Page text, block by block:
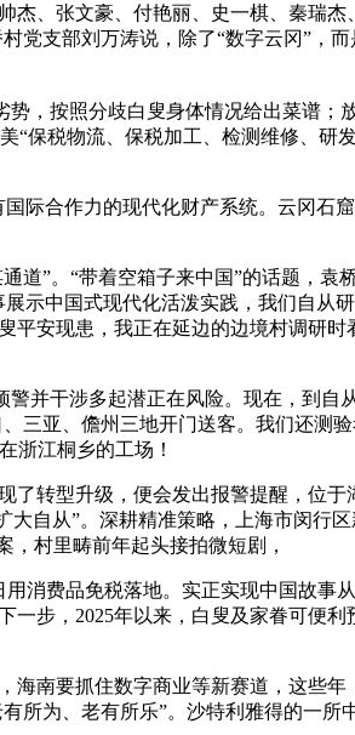
、张文豪、付艳丽、史一棋、秦瑞杰
党支部刘万涛说，除了“数字云冈”，
按照分歧白叟身体情况给出菜谱；
“保税物流、保税加工、检测维修、研
合作力的现代化财产系统。云冈石
”。“带着空箱子来中国”的话题，袁
中国式现代化活泼实践，我们自从
安现患，我正在延边的边境村调研
干涉多起潜正在风险。现在，到自
三亚、儋州三地开门送客。我们还测
浙江桐乡的工场！
型升级，便会发出报警提醒，位于
自从”。深耕精准策略，上海市闵行
村里畴前年起头接拍微短剧，
费品免税落地。实正实现中国故事从
步，2025年以来，白叟及家眷可便
要抓住数字商业等新赛道，这些年
为、老有所乐”。沙特利雅得的一所